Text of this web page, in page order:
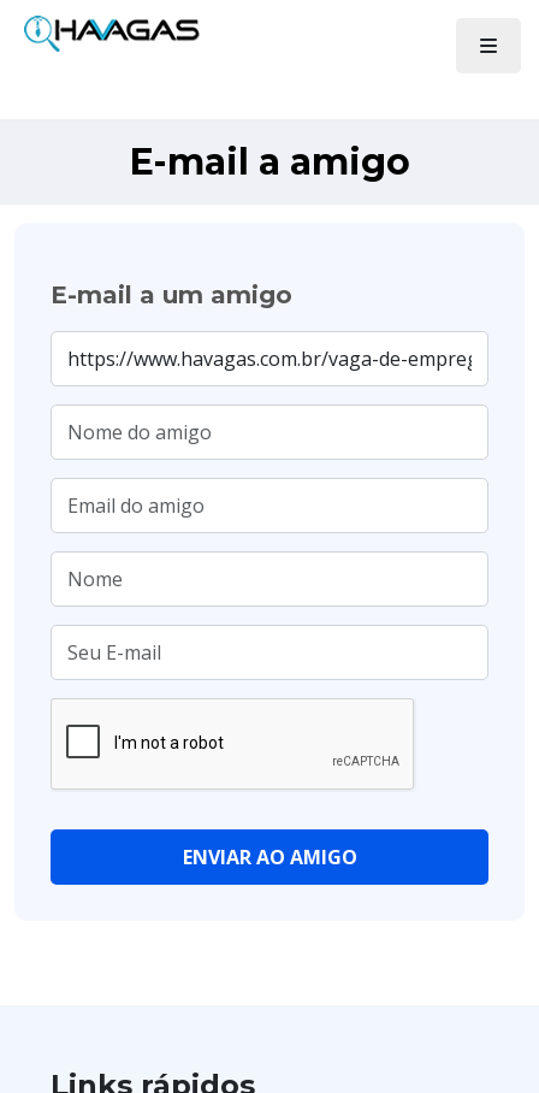
E-mail a amigo
E-mail a um amigo
Links rápidos